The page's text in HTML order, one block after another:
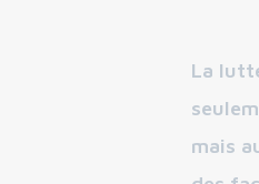
La
mais